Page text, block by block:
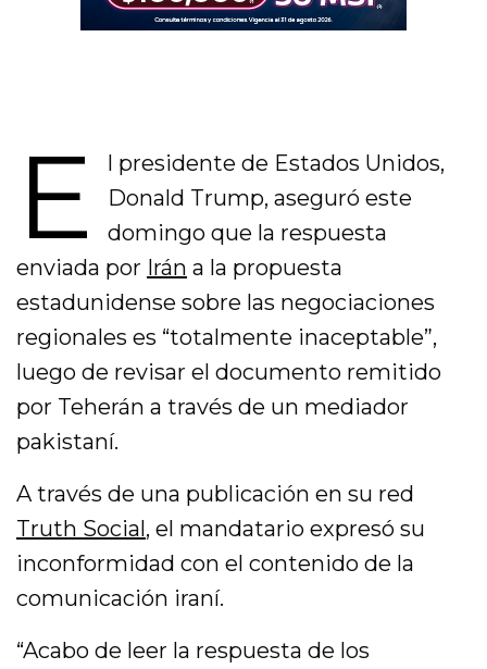
E
l presidente de Estados Unidos,
Donald Trump, aseguró este
domingo que la respuesta
enviada por Irán a la propuesta
estadunidense sobre las negociaciones
regionales es “totalmente inaceptable”,
luego de revisar el documento remitido
por Teherán a través de un mediador
pakistaní.
A través de una publicación en su red
Truth Social , el mandatario expresó su
inconformidad con el contenido de la
comunicación iraní.
“Acabo de leer la respuesta de los